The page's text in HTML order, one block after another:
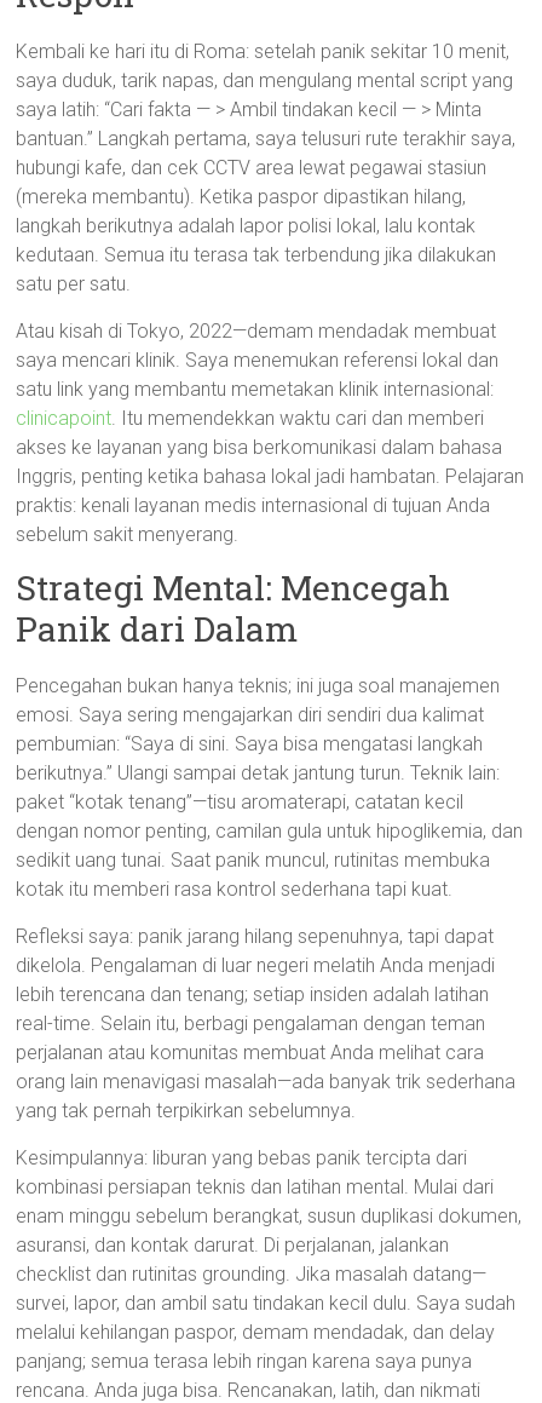
Kembali ke hari itu di Roma: setelah panik sekitar 10 menit,
saya duduk, tarik napas, dan mengulang mental script yang
saya latih: “Cari fakta — > Ambil tindakan kecil — > Minta
bantuan.” Langkah pertama, saya telusuri rute terakhir saya,
hubungi kafe, dan cek CCTV area lewat pegawai stasiun
(mereka membantu). Ketika paspor dipastikan hilang,
langkah berikutnya adalah lapor polisi lokal, lalu kontak
kedutaan. Semua itu terasa tak terbendung jika dilakukan
satu per satu.
Atau kisah di Tokyo, 2022—demam mendadak membuat
saya mencari klinik. Saya menemukan referensi lokal dan
satu link yang membantu memetakan klinik internasional:
clinicapoint. Itu memendekkan waktu cari dan memberi
akses ke layanan yang bisa berkomunikasi dalam bahasa
Inggris, penting ketika bahasa lokal jadi hambatan. Pelajaran
praktis: kenali layanan medis internasional di tujuan Anda
sebelum sakit menyerang.
Strategi Mental: Mencegah
Panik dari Dalam
Pencegahan bukan hanya teknis; ini juga soal manajemen
emosi. Saya sering mengajarkan diri sendiri dua kalimat
pembumian: “Saya di sini. Saya bisa mengatasi langkah
berikutnya.” Ulangi sampai detak jantung turun. Teknik lain:
paket “kotak tenang”—tisu aromaterapi, catatan kecil
dengan nomor penting, camilan gula untuk hipoglikemia, dan
sedikit uang tunai. Saat panik muncul, rutinitas membuka
kotak itu memberi rasa kontrol sederhana tapi kuat.
Refleksi saya: panik jarang hilang sepenuhnya, tapi dapat
dikelola. Pengalaman di luar negeri melatih Anda menjadi
lebih terencana dan tenang; setiap insiden adalah latihan
real-time. Selain itu, berbagi pengalaman dengan teman
perjalanan atau komunitas membuat Anda melihat cara
orang lain menavigasi masalah—ada banyak trik sederhana
yang tak pernah terpikirkan sebelumnya.
Kesimpulannya: liburan yang bebas panik tercipta dari
kombinasi persiapan teknis dan latihan mental. Mulai dari
enam minggu sebelum berangkat, susun duplikasi dokumen,
asuransi, dan kontak darurat. Di perjalanan, jalankan
checklist dan rutinitas grounding. Jika masalah datang—
survei, lapor, dan ambil satu tindakan kecil dulu. Saya sudah
melalui kehilangan paspor, demam mendadak, dan delay
panjang; semua terasa lebih ringan karena saya punya
rencana. Anda juga bisa. Rencanakan, latih, dan nikmati